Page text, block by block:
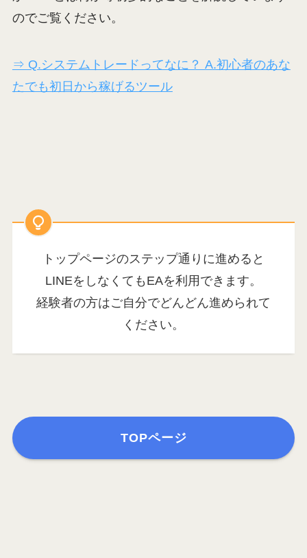
のでご覧ください。
⇒ Q.システムトレードってなに？ A.初心者のあな
たでも初日から稼げるツール
トップページのステップ通りに進めると
LINEをしなくてもEAを利用できます。
経験者の方はご自分でどんどん進められて
ください。
TOPページ